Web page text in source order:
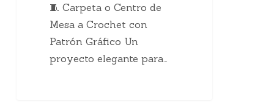
🧵 Carpeta o Centro de
Mesa a Crochet con
Patrón Gráfico Un
proyecto elegante para…